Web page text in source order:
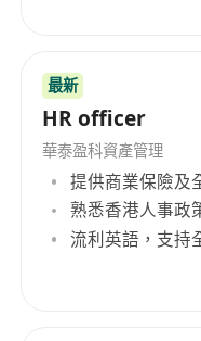
最新
HR officer
華泰盈科資產管理
提供商業保險及
熟悉香港人事政
流利英語，支持